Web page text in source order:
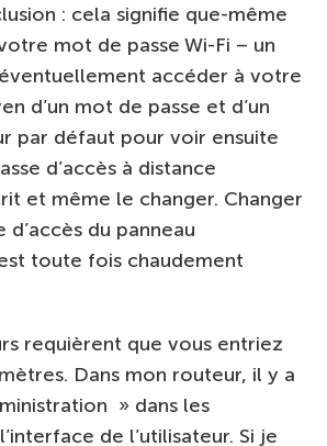
: cela signifie que-même
mot de passe Wi-Fi – un
accéder à votre
d’un mot de passe et d’un
par défaut pour voir ensuite
d’accès à distance
et même le changer. Changer
du panneau
toute fois chaudement
requièrent que vous entriez
Dans mon routeur, il y a
» dans les
de l’utilisateur. Si je